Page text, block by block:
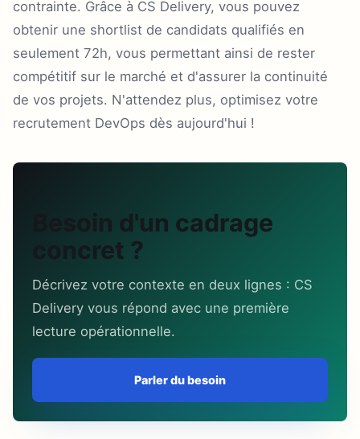
contrainte. Grâce à CS Delivery, vous pouvez
obtenir une shortlist de candidats qualifiés en
seulement 72h, vous permettant ainsi de rester
compétitif sur le marché et d'assurer la continuité
de vos projets. N'attendez plus, optimisez votre
recrutement DevOps dès aujourd'hui !
Besoin d'un cadrage
concret ?
Décrivez votre contexte en deux lignes : CS
Delivery vous répond avec une première
lecture opérationnelle.
Parler du besoin